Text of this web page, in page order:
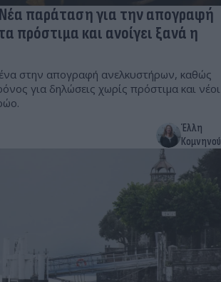
παράταση για την απογραφή
πρόστιμα και ανοίγει ξανά η
στην απογραφή ανελκυστήρων, καθώς
για δηλώσεις χωρίς πρόστιμα και νέοι
Έλλη
Κομνηνού